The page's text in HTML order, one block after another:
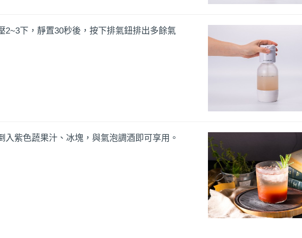
2~3下，靜置30秒後，按下排氣鈕排出多餘氣
入紫色蔬果汁、冰塊，與氣泡調酒即可享用。